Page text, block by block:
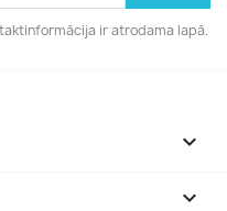
ir atrodama lapā.

